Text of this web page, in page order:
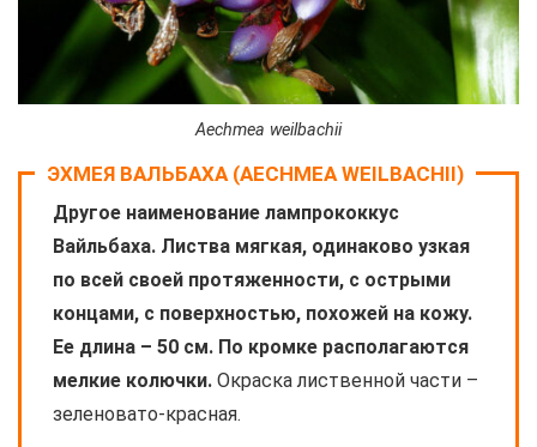
Aechmea weilbachii
ЭХМЕЯ ВАЛЬБАХА (AECHMEA WEILBACHII)
Другое наименование лампрококкус
Вайльбаха. Листва мягкая, одинаково узкая
по всей своей протяженности, с острыми
концами, с поверхностью, похожей на кожу.
Ее длина – 50 см. По кромке располагаются
мелкие колючки. Окраска лиственной части –
зеленовато-красная.